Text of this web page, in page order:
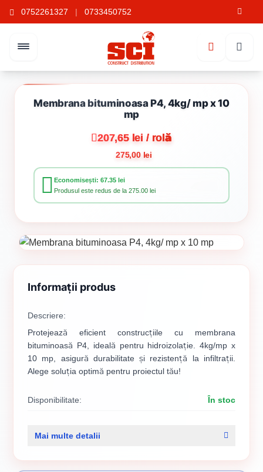
0752261327 | 0733450752
Membrana bituminoasa P4, 4kg/ mp x 10
mp
207,65 lei / rolă
275,00 lei
Economisești: 67.35 lei
Produsul este redus de la 275.00 lei
Informații produs
Descriere:
Protejează eficient construcțiile cu membrana
bituminoasă P4, ideală pentru hidroizolație. 4kg/mp x
10 mp, asigură durabilitate și rezistență la infiltrații.
Alege soluția optimă pentru proiectul tău!
Disponibilitate: În stoc
Mai multe detalii